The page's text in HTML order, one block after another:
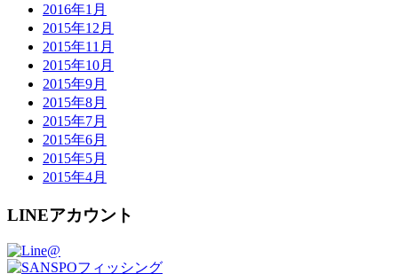
2016年1月
2015年12月
2015年11月
2015年10月
2015年9月
2015年8月
2015年7月
2015年6月
2015年5月
2015年4月
LINEアカウント